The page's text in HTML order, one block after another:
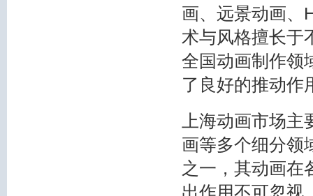
画、远景动画、
术与风格擅长于
全国动画制作领
了良好的推动作
上海动画市场
画等多个细分领
之一，其动画在
出作用不可忽视